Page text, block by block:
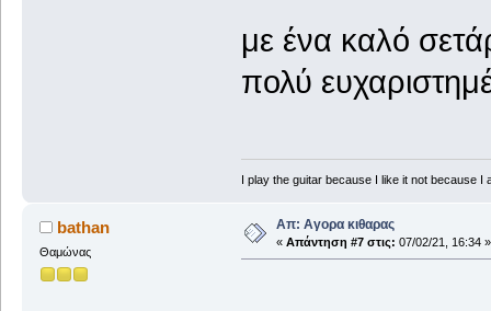
με ένα καλό
πολύ
I play the guitar because I like it not because I
bathan
Θαμώνας
Απ: Αγορα κιθαρας
« Απάντηση #7 στις: 07/02/21, 16:34 »